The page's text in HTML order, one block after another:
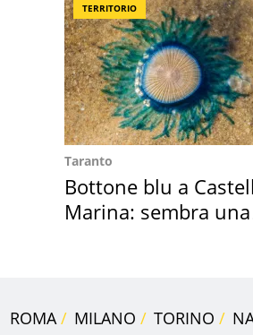
TERRITORIO
Taranto
Bottone blu a
Marina: sembra una
ROMA MILANO TORINO